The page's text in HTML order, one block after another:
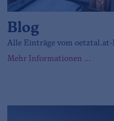
Blog
Alle Einträge vom oetztal.at-
Mehr Informationen …